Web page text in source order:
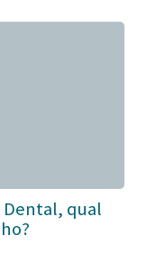
Dental, qual